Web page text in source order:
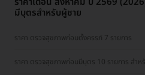
มีบุตรสำหรับผู้ชาย
ราคา ตรวจสุขภาพก่อนตั้งครรภ์ 7 รายการ
ราคา ตรวจสุขภาพก่อนมีบุตร 10 รายการ สำห